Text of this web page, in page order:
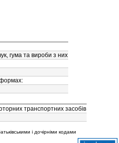
гума та вироби з них
транспортних засобiв
і дочірніми кодами